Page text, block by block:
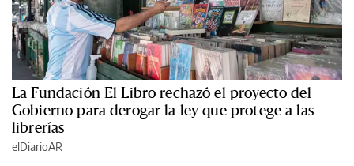
La Fundación El Libro rechazó el proyecto del
Gobierno para derogar la ley que protege a las
librerías
elDiarioAR